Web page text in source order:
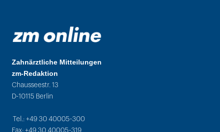
Zahnärztliche Mitteilungen
zm-Redaktion
Chausseestr. 13
D-10115 Berlin
Tel.: +49 30 40005-300
Fax: +49 30 40005-319